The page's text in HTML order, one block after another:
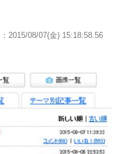
：2015/08/07(金) 15:18:58.56